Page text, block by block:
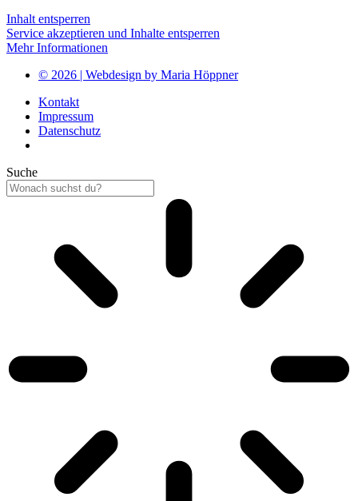
Inhalt entsperren
Service akzeptieren und Inhalte entsperren
Mehr Informationen
© 2026 | Webdesign by Maria Höppner
Kontakt
Impressum
Datenschutz
Suche